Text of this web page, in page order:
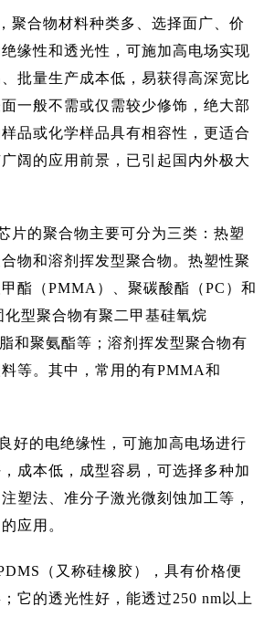
聚合物材料种类多、选择面广、价
缘性和透光性，可施加高电场实现
批量生产成本低，易获得高深宽比
一般不需或仅需较少修饰，绝大部
品或化学样品具有相容性，更适合
阔的应用前景，已引起国内外极大
片的聚合物主要可分为三类：热塑
物和溶剂挥发型聚合物。热塑性聚
酯（PMMA）、聚碳酸酯（PC）和
化型聚合物有聚二甲基硅氧烷
和聚氨酯等；溶剂挥发型聚合物有
等。其中，常用的有PMMA和
好的电绝缘性，可施加高电场进行
成本低，成型容易，可选择多种加
塑法、准分子激光微刻蚀加工等，
应用。
（又称硅橡胶），具有价格便
它的透光性好，能透过250 nm以上